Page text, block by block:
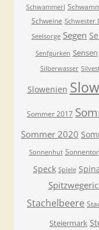
Schwammerl
Schweine Schwester
Seelsorge Segen
Senfgurken Sensen
Silberwasser
Slowenien
Sommer 2017
Sommer 2020
Sonnenhut Sonnentor
Speck Spiele
Stachelbeere
Steiermark